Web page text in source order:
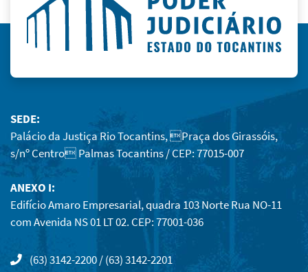
SEDE:
Palácio da Justiça Rio Tocantins, Praça dos Girassóis,
s/nº Centro Palmas Tocantins / CEP: 77015-007
ANEXO I:
Edifício Amaro Empresarial, quadra 103 Norte Rua NO-11
com Avenida NS 01 LT 02. CEP: 77001-036
(63) 3142-2200 / (63) 3142-2201